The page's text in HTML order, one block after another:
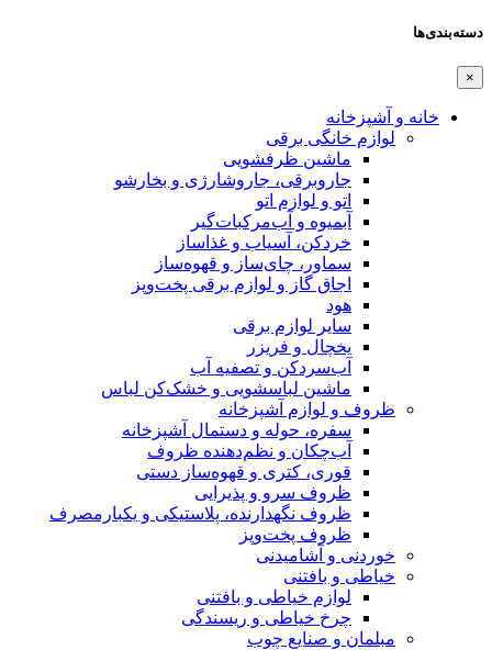
دسته‌بندی‌ها
×
خانه و آشپزخانه
لوازم خانگی برقی
ماشین ظرفشویی
جاروبرقی، جاروشارژی و بخارشو
اتو و لوازم اتو
آبمیوه و آب‌مرکبات‌گیر
خردکن، آسیاب و غذاساز
سماور، چای‌ساز و قهوه‌ساز
اجاق گاز و لوازم برقی پخت‌وپز
هود
سایر لوازم برقی
یخچال و فریزر
آب‌سردکن و تصفیه آب
ماشین لباسشویی و خشک‌کن لباس
ظروف و لوازم آشپزخانه
سفره، حوله و دستمال آشپزخانه
آب‌چکان و نظم‌دهنده ظروف
قوری، کتری و قهوه‌ساز دستی
ظروف سرو و پذیرایی
ظروف نگهدارنده، پلاستیکی و یکبارمصرف
ظروف پخت‌وپز
خوردنی و آشامیدنی
خیاطی و بافتنی
لوازم خیاطی و بافتنی
چرخ خیاطی و ریسندگی
مبلمان و صنایع چوب